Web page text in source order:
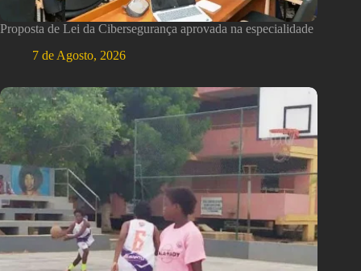
Proposta de Lei da Cibersegurança aprovada na especialidade
7 de Agosto, 2026